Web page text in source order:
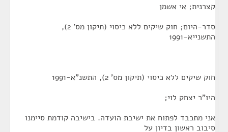
קצרנית; אי אשמן
סדר-היום; חוק שיקים ללא כיסוי (תיקון מס' 2),
התשנייא-1991
חוק שיקים ללא כיסוי (תיקון מס' 2), התשנ"א-1991
היו"ר יצחק לוי;
אני מתכבד לפתוח את ישיבת הועדה. בישיבה קודמת סיימנו
סיבוב ראשון בדיון על